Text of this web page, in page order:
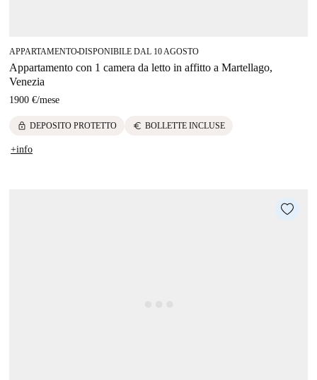
APPARTAMENTO■DISPONIBILE DAL 10 AGOSTO
Appartamento con 1 camera da letto in affitto a Martellago,
Venezia
1900 €/mese
lock DEPOSITO PROTETTO euro BOLLETTE INCLUSE
+info